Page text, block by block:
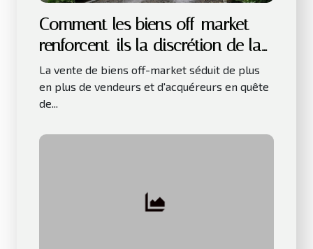
Comment les biens off-market
renforcent-ils la discrétion de la
vente ?
La vente de biens off-market séduit de plus
en plus de vendeurs et d'acquéreurs en quête
de...